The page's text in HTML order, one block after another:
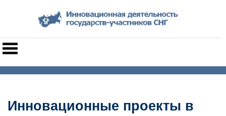
Инновационные проекты в